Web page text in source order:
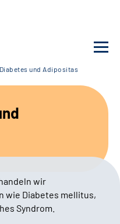
und Adipositas
wir
wie Diabetes mellitus,
Syndrom